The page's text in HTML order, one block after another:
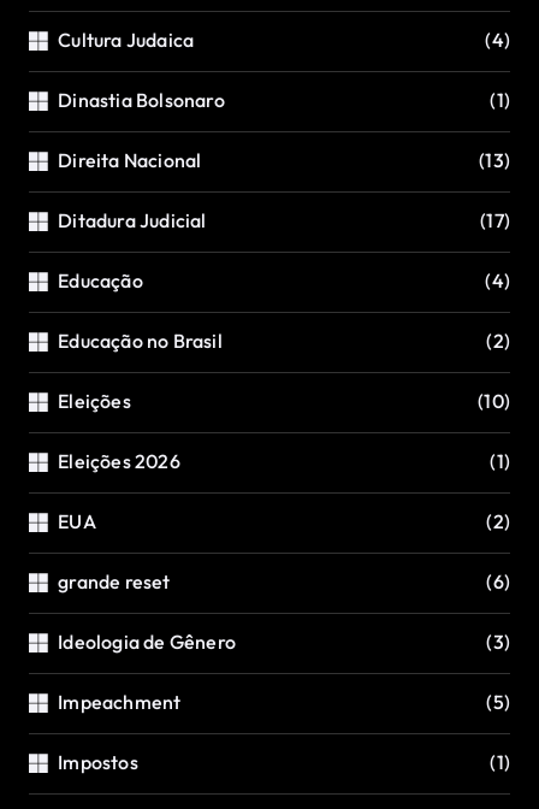
Cultura Judaica (4)
Dinastia Bolsonaro (1)
Direita Nacional (13)
Ditadura Judicial (17)
Educação (4)
Educação no Brasil (2)
Eleições (10)
Eleições 2026 (1)
EUA (2)
grande reset (6)
Ideologia de Gênero (3)
Impeachment (5)
Impostos (1)